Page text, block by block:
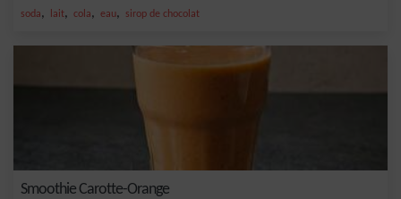
soda, lait, cola, eau, sirop de chocolat
Smoothie Carotte-Orange